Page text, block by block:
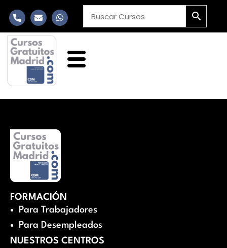
FORMACIÓN
Para Trabajadores
Para Desempleados
NUESTROS CENTROS